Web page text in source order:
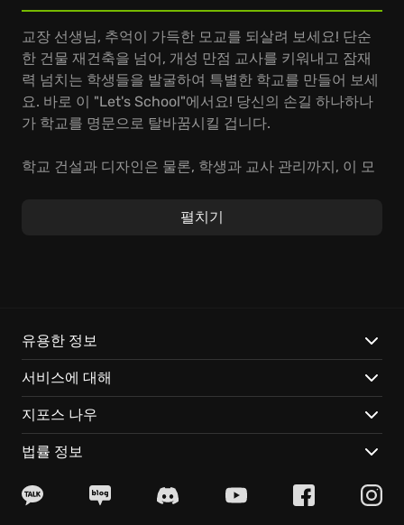
교장 선생님, 추억이 가득한 모교를 되살려 보세요! 단순
한 건물 재건축을 넘어, 개성 만점 교사를 키워내고 잠재
력 넘치는 학생들을 발굴하여 특별한 학교를 만들어 보세
요. 바로 이 "Let's School"에서요! 당신의 손길 하나하나
가 학교를 명문으로 탈바꿈시킬 겁니다.
학교 건설과 디자인은 물론, 학생과 교사 관리까지, 이 모
학생들을 보며 교장으로서 현실적인 학교 경영을 경험할
개성 넘치는 학교를 짓고 운영하며, 특별활동으로 학생들
의 숨겨진 재능을 꽃피워 주세요. 교사 능력을 키워 다양
한 역할을 맡기고, 학생들에게는 흥미로운 선택 과목을
제공하여 미래 설계를 돕는 것도 중요합니다. Let's
School에서는 당신의 선택 하나하나가 학교의 역사를 바
펼쳐보세요. 수백 가지 교육 설비를 활용해 아름답고 실
펼치기
유용한 정보
서비스에 대해
지포스 나우
법률 정보